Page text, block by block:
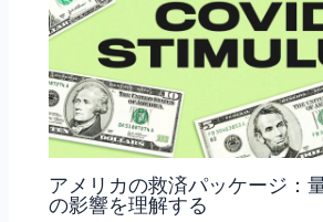
アメリカの救済パッケージ：
の影響を理解する